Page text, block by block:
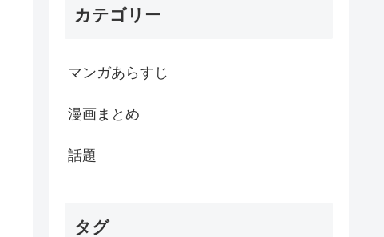
カテゴリー
マンガあらすじ
漫画まとめ
話題
タグ